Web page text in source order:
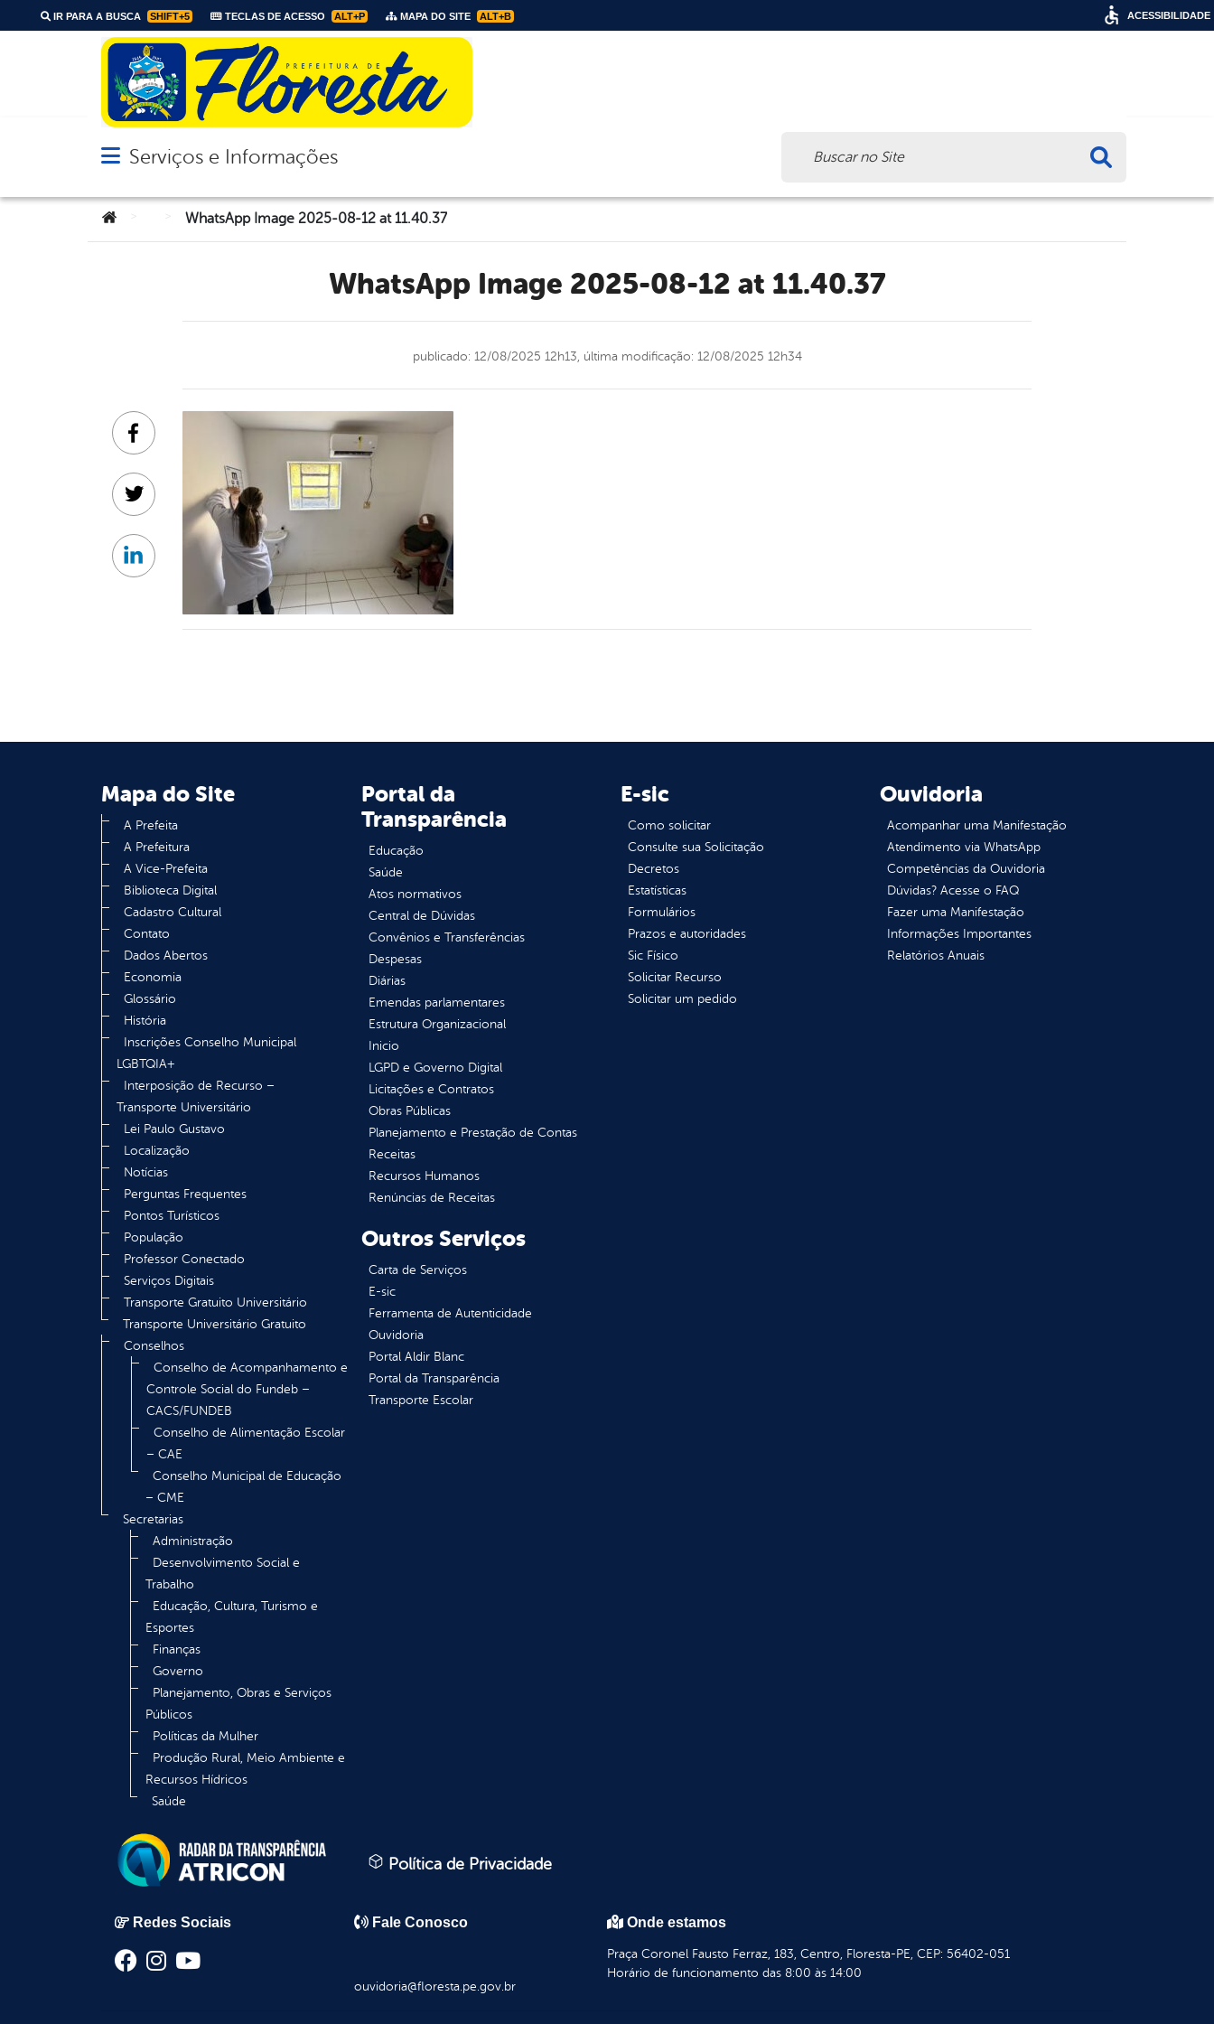
IR PARA A BUSCA SHIFT+5 TECLAS DE ACESSO ALT+P MAPA DO SITE ALT+B
Abrir menu principal de navegação
Serviços e Informações
Você está aqui:WhatsApp Image 2025-08-12 at 11.40.37
WhatsApp Image 2025-08-12 at 11.40.37
publicado: 12/08/2025 12h13, última modificação: 12/08/2025 12h34
Facebook
Twitter
Linkedin
Mapa do Site
A Prefeita
A Prefeitura
A Vice-Prefeita
Biblioteca Digital
Cadastro Cultural
Contato
Dados Abertos
Economia
Glossário
História
Inscrições Conselho Municipal
LGBTQIA+
Interposição de Recurso –
Transporte Universitário
Lei Paulo Gustavo
Localização
Notícias
Perguntas Frequentes
Pontos Turísticos
População
Professor Conectado
Serviços Digitais
Transporte Gratuito Universitário
Transporte Universitário Gratuito
Conselhos
Conselho de Acompanhamento e
Controle Social do Fundeb –
CACS/FUNDEB
Conselho de Alimentação Escolar
– CAE
Conselho Municipal de Educação
– CME
Secretarias
Administração
Desenvolvimento Social e
Trabalho
Educação, Cultura, Turismo e
Esportes
Finanças
Governo
Planejamento, Obras e Serviços
Públicos
Políticas da Mulher
Produção Rural, Meio Ambiente e
Recursos Hídricos
Saúde
Portal da
Transparência
Educação
Saúde
Atos normativos
Central de Dúvidas
Convênios e Transferências
Despesas
Diárias
Emendas parlamentares
Estrutura Organizacional
Inicio
LGPD e Governo Digital
Licitações e Contratos
Obras Públicas
Planejamento e Prestação de Contas
Receitas
Recursos Humanos
Renúncias de Receitas
E-sic
Como solicitar
Consulte sua Solicitação
Decretos
Estatísticas
Formulários
Prazos e autoridades
Sic Físico
Solicitar Recurso
Solicitar um pedido
Ouvidoria
Acompanhar uma Manifestação
Atendimento via WhatsApp
Competências da Ouvidoria
Dúvidas? Acesse o FAQ
Fazer uma Manifestação
Informações Importantes
Relatórios Anuais
Outros Serviços
Carta de Serviços
E-sic
Ferramenta de Autenticidade
Ouvidoria
Portal Aldir Blanc
Portal da Transparência
Transporte Escolar
Política de Privacidade
Redes Sociais Fale Conosco
ouvidoria@floresta.pe.gov.br
Onde estamos
Praça Coronel Fausto Ferraz, 183, Centro, Floresta-PE, CEP: 56402-051
Horário de funcionamento das 8:00 às 14:00
ACESSIBILIDADE